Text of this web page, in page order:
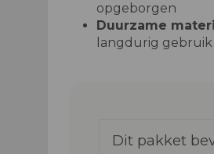
opgeborgen
Duurzame
langdurig gebruik
Dit pakket